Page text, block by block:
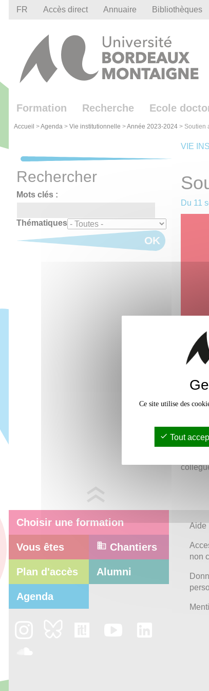
FR Accès direct Annuaire Bibliothèques
Formation Recherche Ecole
Accueil >Agenda > Vie institutionnelle >Année 2023-2024 > Soutien
VIE
Du 11
Nous
Rechercher
Mots clés :
Thématiques
OK
Choisir une formation
Vous êtes Chantiers
Plan d'accès Alumni
Agenda
Aide
non
Ce site utilise des
Tout